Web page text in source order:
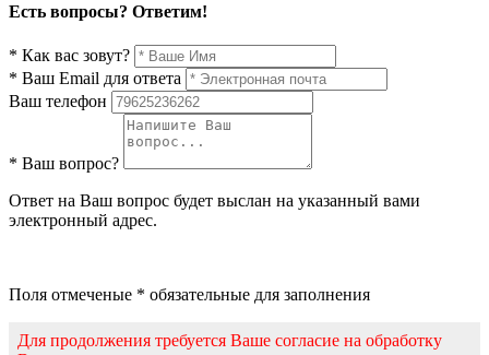
Есть вопросы? Ответим!
* Как вас зовут?
* Ваш Email для ответа
Ваш телефон
* Ваш вопрос?
Ответ на Ваш вопрос будет выслан на указанный вами
электронный адрес.
Поля отмеченые * обязательные для заполнения
Для продолжения требуется Ваше согласие на обработку